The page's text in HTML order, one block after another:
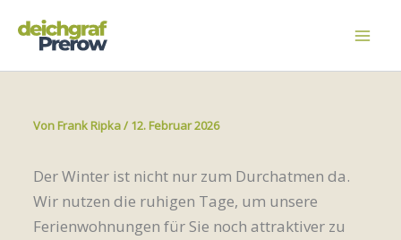
Inhalt
Von Frank Ripka/ 12. Februar 2026
Der Winter ist nicht nur zum Durchatmen da.
Wir nutzen die ruhigen Tage, um unsere
Ferienwohnungen für Sie noch attraktiver zu